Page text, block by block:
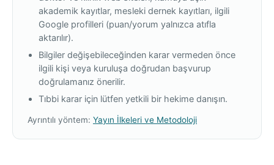
akademik kayıtlar, mesleki dernek kayıtları, ilgili
Google profilleri (puan/yorum yalnızca atıfla
aktarılır).
Bilgiler değişebileceğinden karar vermeden önce
ilgili kişi veya kuruluşa doğrudan başvurup
doğrulamanız önerilir.
Tıbbi karar için lütfen yetkili bir hekime danışın.
Ayrıntılı yöntem: Yayın İlkeleri ve Metodoloji